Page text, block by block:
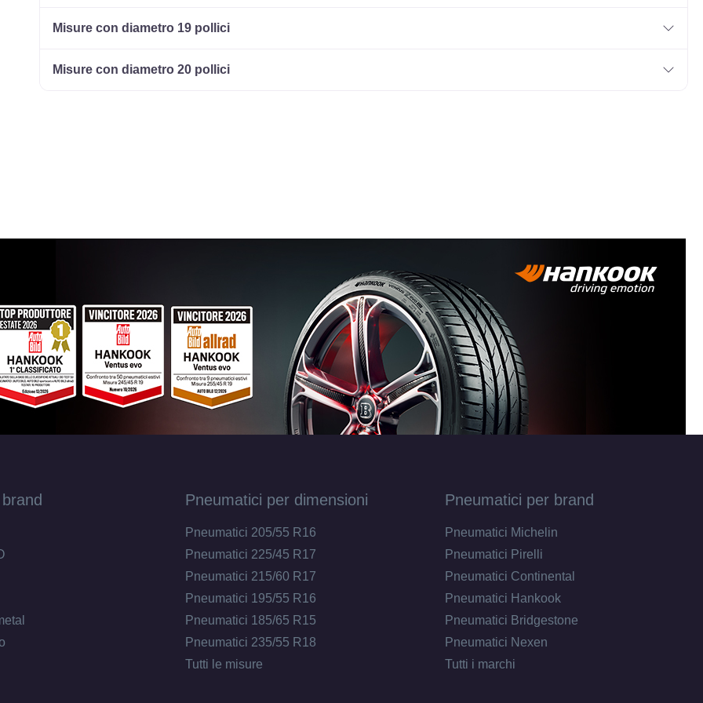
Misure con diametro 19 pollici
Misure con diametro 20 pollici
Pneumatici per dimensioni
Pneumatici 205/55 R16
Pneumatici 225/45 R17
Pneumatici 215/60 R17
Pneumatici 195/55 R16
Pneumatici 185/65 R15
Pneumatici 235/55 R18
Tutti le misure
Pneumatici per brand
Pneumatici Michelin
Pneumatici Pirelli
Pneumatici Continental
Pneumatici Hankook
Pneumatici Bridgestone
Pneumatici Nexen
Tutti i marchi